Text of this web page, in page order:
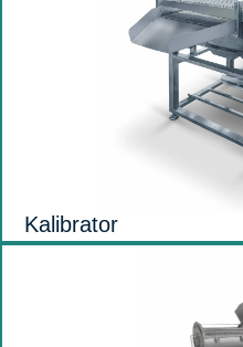
Kalibrator